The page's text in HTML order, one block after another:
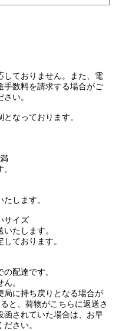
ておりません。また、電
手数料を請求する場合がご
い。
なっております。
します。
サイズ
たします。
ております。
配達です。
。
局に持ち戻りとなる場合が
と、荷物がこちらに返送さ
函されていた場合は、お早
さい。